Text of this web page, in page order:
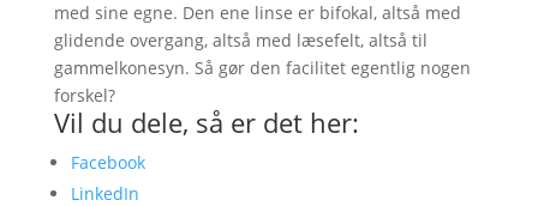
med sine egne. Den ene linse er bifokal, altså med
glidende overgang, altså med læsefelt, altså til
gammelkonesyn. Så gør den facilitet egentlig nogen
forskel?
Vil du dele, så er det her:
Facebook
LinkedIn